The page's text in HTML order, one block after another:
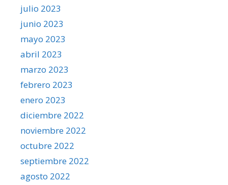
julio 2023
junio 2023
mayo 2023
abril 2023
marzo 2023
febrero 2023
enero 2023
diciembre 2022
noviembre 2022
octubre 2022
septiembre 2022
agosto 2022